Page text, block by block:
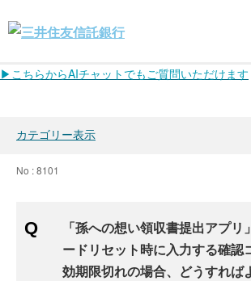
▶こちらからAIチャットでもご質問いただけます
カテゴリー表示
No : 8101
「孫への想い領収書提出アプリ
ードリセット時に入力する確認
効期限切れの場合、どうすれば